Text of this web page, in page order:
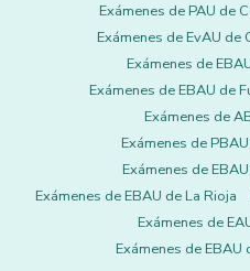
Exámenes de PAU de
Exámenes de EvAU
Exámenes de
Exámenes de EBAU de
Exámenes de
Exámenes de
Exámenes de
Exámenes de EBAU de La Rioja
Exámenes de
Exámenes de